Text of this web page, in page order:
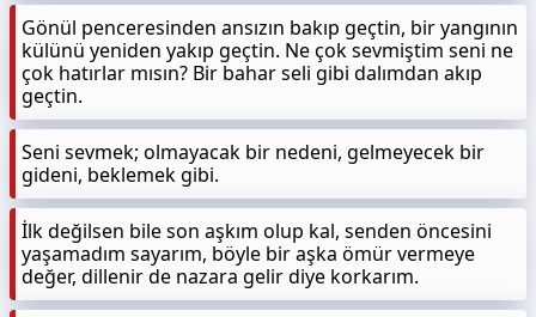
Gönül penceresinden ansızın bakıp geçtin, bir yangının
külünü yeniden yakıp geçtin. Ne çok sevmiştim seni ne
çok hatırlar mısın? Bir bahar seli gibi dalımdan akıp
geçtin.
Seni sevmek; olmayacak bir nedeni, gelmeyecek bir
gideni, beklemek gibi.
İlk değilsen bile son aşkım olup kal, senden öncesini
yaşamadım sayarım, böyle bir aşka ömür vermeye
değer, dillenir de nazara gelir diye korkarım.